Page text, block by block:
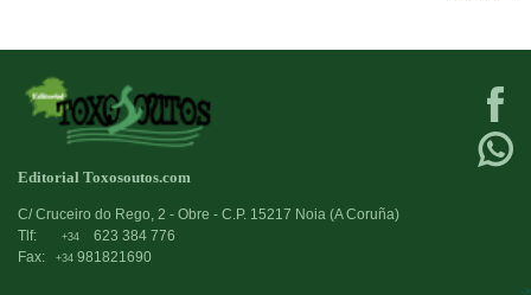
Editorial Toxosoutos.com
C/ Cruceiro do Rego, 2 - Obre - C.P. 15217 Noia (A Coruña)
Tlf:
+34
623 384 776
Fax:
+34 981821690
->